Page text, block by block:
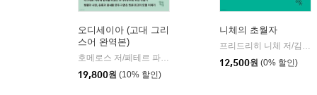
오디세이아 (고대 그리
스어 완역본)
| 현대지성
19,800원 (10% 할인)
니체의 초월자
12,500원 (0% 할인)